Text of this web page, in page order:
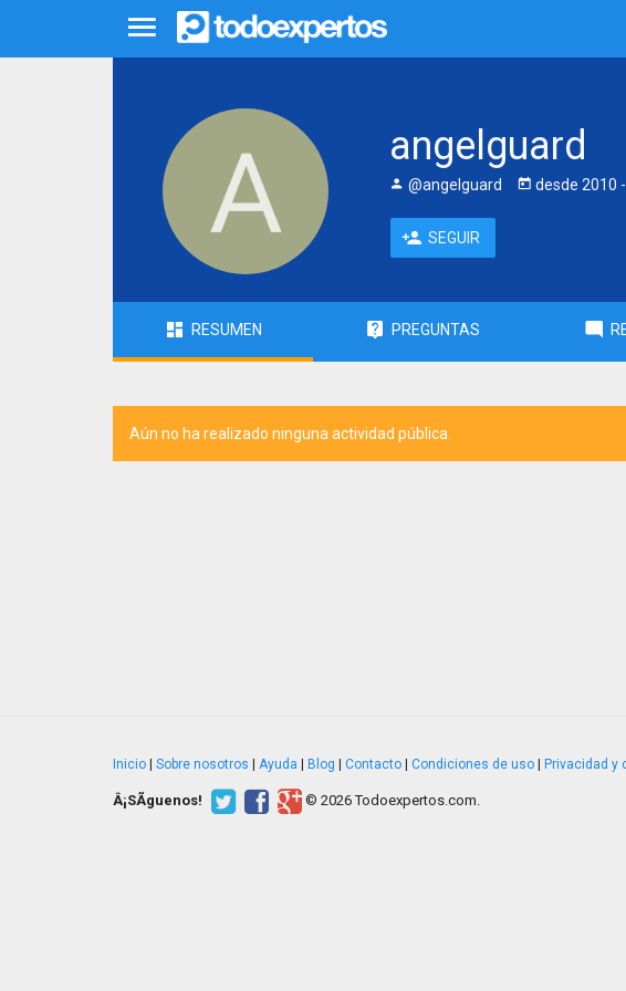
angelguard
@angelguard desde 2010
SEGUIR
RESUMEN PREGUNTAS
Aún no ha realizado ninguna actividad pública.
Inicio Sobre nosotros Ayuda Blog Contacto Condiciones de uso Privacidad y
Â¡SÃ­guenos! © 2026 Todoexpertos.com.